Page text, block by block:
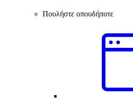
Πουλήστε οπουδήποτε